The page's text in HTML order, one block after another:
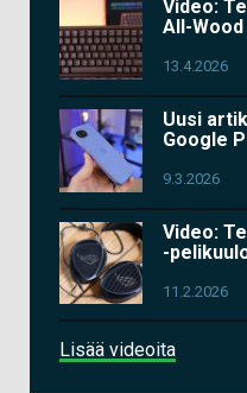
Video:
All-Wood
13.4.2026
Uusi
Google
9.3.2026
Video:
-
11.2.2026
Lisää videoita